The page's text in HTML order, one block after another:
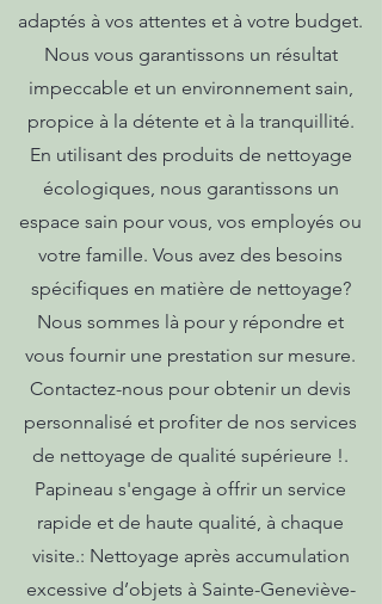
adaptés à vos attentes et à votre budget.
Nous vous garantissons un résultat
impeccable et un environnement sain,
propice à la détente et à la tranquillité.
En utilisant des produits de nettoyage
écologiques, nous garantissons un
espace sain pour vous, vos employés ou
votre famille. Vous avez des besoins
spécifiques en matière de nettoyage?
Nous sommes là pour y répondre et
vous fournir une prestation sur mesure.
Contactez-nous pour obtenir un devis
personnalisé et profiter de nos services
de nettoyage de qualité supérieure !.
Papineau s'engage à offrir un service
rapide et de haute qualité, à chaque
visite.: Nettoyage après accumulation
excessive d’objets à Sainte-Geneviève-